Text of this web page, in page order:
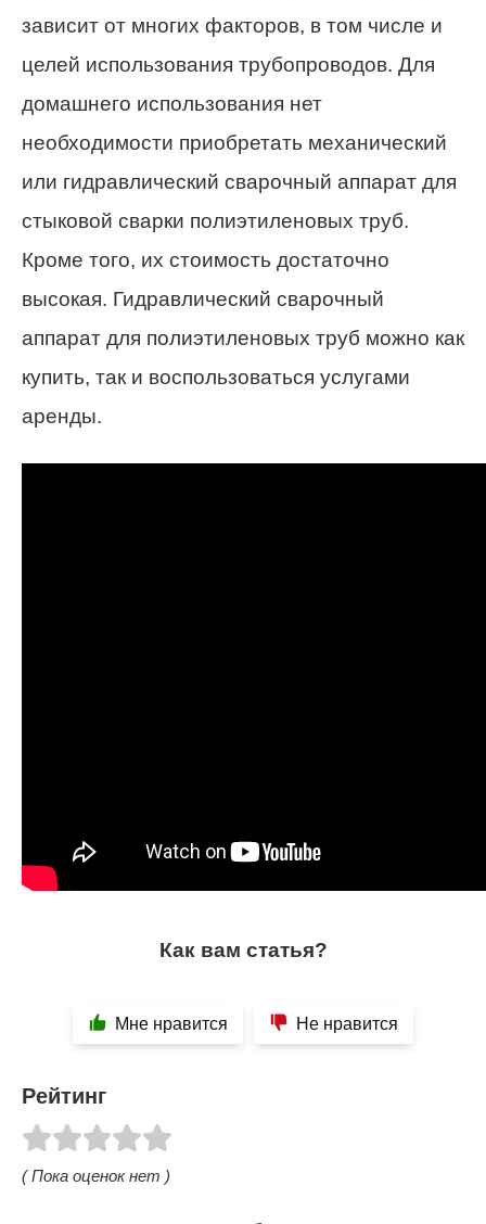
зависит от многих факторов, в том числе и
целей использования трубопроводов. Для
домашнего использования нет
необходимости приобретать механический
или гидравлический сварочный аппарат для
стыковой сварки полиэтиленовых труб.
Кроме того, их стоимость достаточно
высокая. Гидравлический сварочный
аппарат для полиэтиленовых труб можно как
купить, так и воспользоваться услугами
аренды.
Как вам статья?
Мне нравится Не нравится
Рейтинг
( Пока оценок нет )